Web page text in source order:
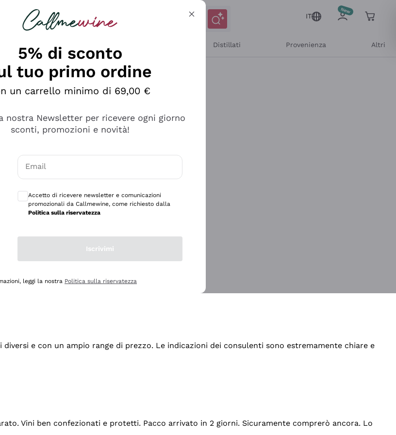
IT
Distillati Provenienza Altri
e con un ampio range di prezzo. Le indicazioni dei consulenti sono estremamente chiare e
Vini ben confezionati e protetti. Pacco arrivato in 2 giorni. Sicuramente comprerò ancora. Lo
5% di sconto
tuo primo ordine
un carrello minimo di 69,00 €
nostra Newsletter per ricevere ogni giorno
sconti, promozioni e novità!
Email
Accetto di ricevere newsletter e comunicazioni
promozionali da Callmewine, come richiesto dalla
Politica sulla riservatezza
Iscrivimi
leggi la nostra Politica sulla riservatezza